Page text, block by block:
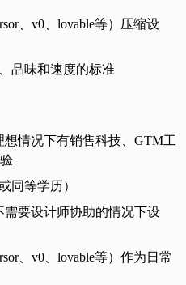
、v0、lovable等）压缩设
品味和速度的标准
想情况下有销售科技、GTM工
同等学历）
要设计师协助的情况下设
、v0、lovable等）作为日常